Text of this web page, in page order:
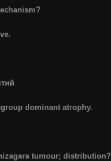
dominant atrophy.
tumour; distribution?